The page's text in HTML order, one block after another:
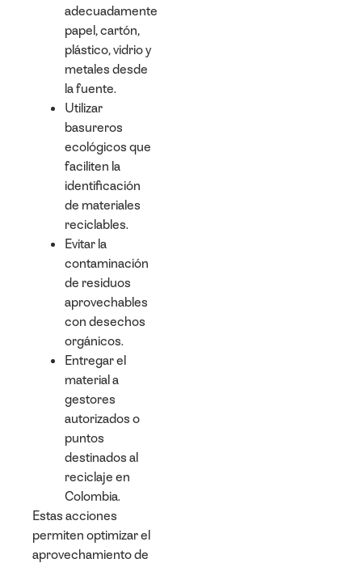
adecuadamente
papel, cartón,
plástico, vidrio y
metales desde
la fuente.
Utilizar
basureros
ecológicos que
faciliten la
identificación
de materiales
reciclables.
Evitar la
contaminación
de residuos
aprovechables
con desechos
orgánicos.
Entregar el
material a
gestores
autorizados o
puntos
destinados al
reciclaje en
Colombia.
Estas acciones
permiten optimizar el
aprovechamiento de